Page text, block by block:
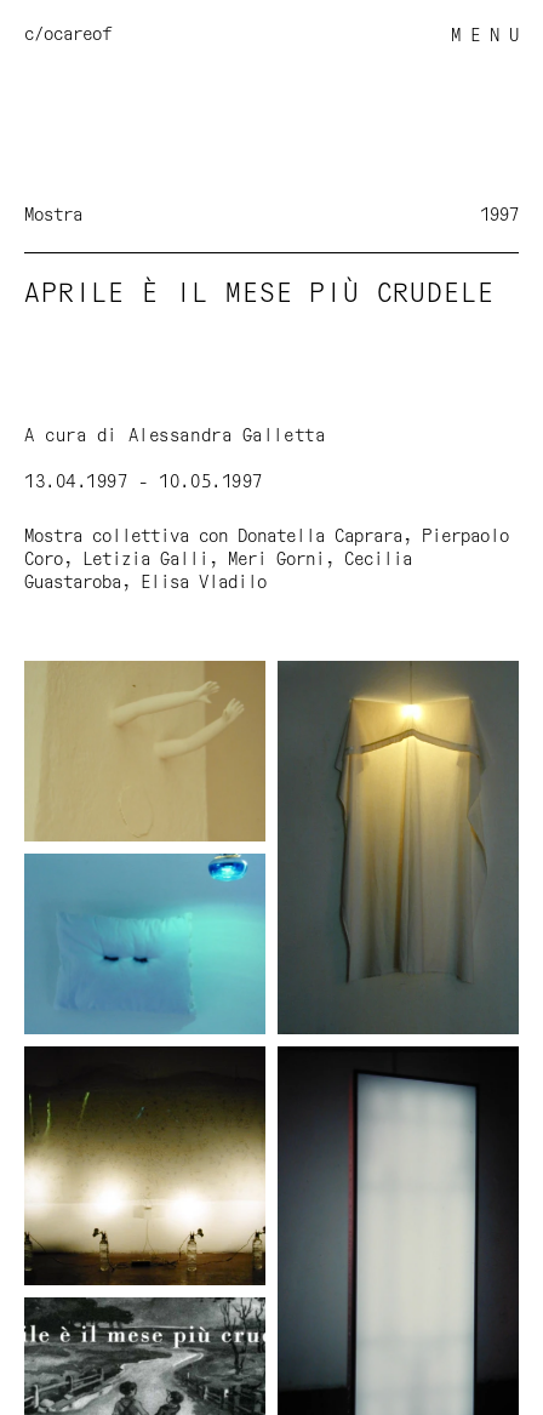
c/ocareof M E N U
Mostra 1997
APRILE È IL MESE PIÙ CRUDELE
A cura di Alessandra Galletta
13.04.1997 - 10.05.1997
Mostra collettiva con Donatella Caprara, Pierpaolo
Coro, Letizia Galli, Meri Gorni, Cecilia
Guastaroba, Elisa Vladilo